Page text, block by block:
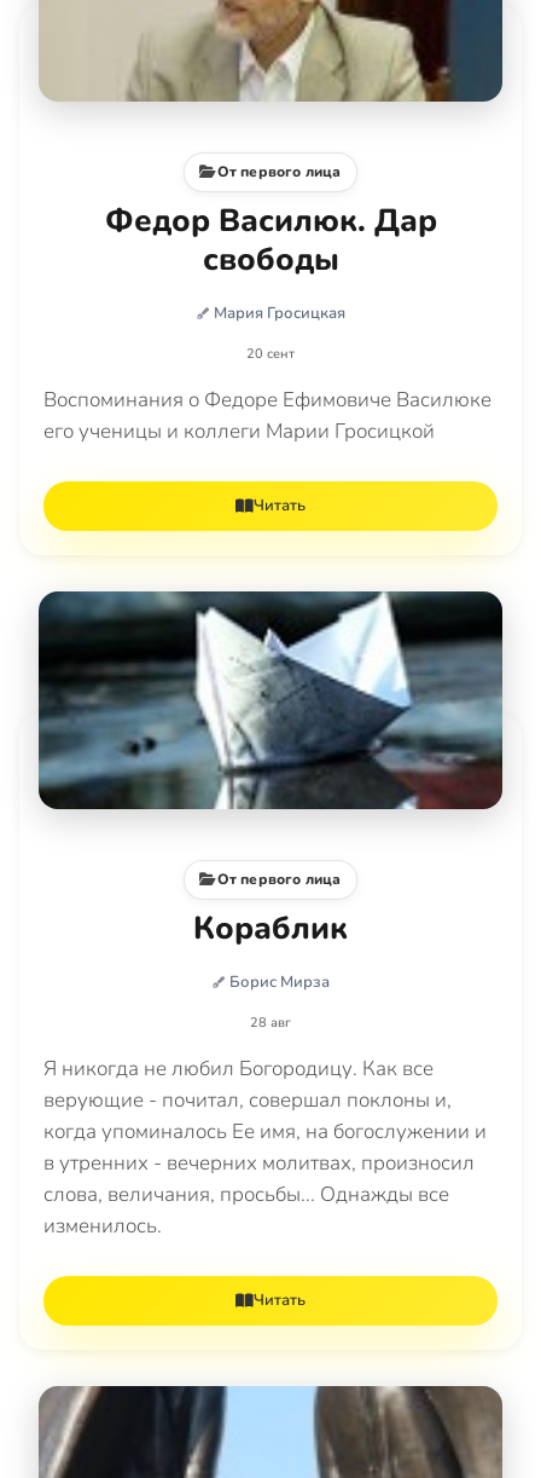
От первого лица
Федор Василюк. Дар
свободы
Мария Гросицкая
20 сент
Воспоминания о Федоре Ефимовиче Василюке
его ученицы и коллеги Марии Гросицкой
Читать
От первого лица
Кораблик
Борис Мирза
28 авг
Я никогда не любил Богородицу. Как все
верующие - почитал, совершал поклоны и,
когда упоминалось Ее имя, на богослужении и
в утренних - вечерних молитвах, произносил
слова, величания, просьбы... Однажды все
изменилось.
Читать